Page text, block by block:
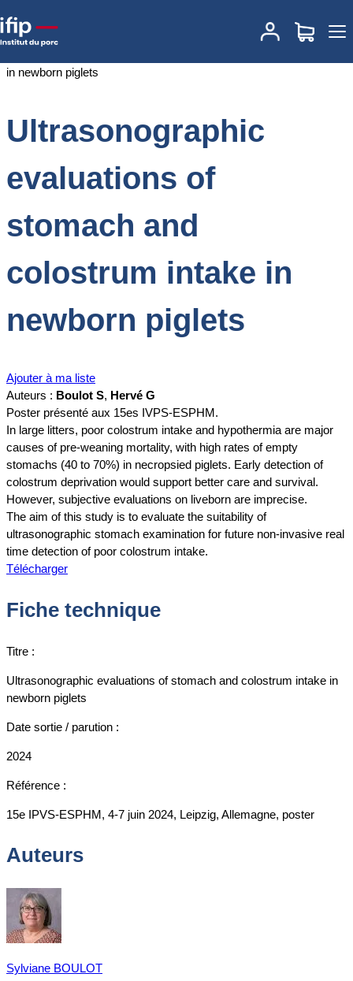
Accueil
Ultrasonographic evaluations of stomach
and colostrum intake in newborn piglets
Ultrasonographic
evaluations of
stomach and
colostrum intake in
newborn piglets
Ajouter à ma liste
Auteurs : Boulot S, Hervé G
Poster présenté aux 15es IVPS-ESPHM.
In large litters, poor colostrum intake and hypothermia are major
causes of pre-weaning mortality, with high rates of empty
stomachs (40 to 70%) in necropsied piglets. Early detection of
colostrum deprivation would support better care and survival.
However, subjective evaluations on liveborn are imprecise.
The aim of this study is to evaluate the suitability of
ultrasonographic stomach examination for future non-invasive real
time detection of poor colostrum intake.
Télécharger
Fiche technique
Titre :
Ultrasonographic evaluations of stomach and colostrum intake in
newborn piglets
Date sortie / parution :
2024
Référence :
15e IPVS-ESPHM, 4-7 juin 2024, Leipzig, Allemagne, poster
Auteurs
Sylviane BOULOT